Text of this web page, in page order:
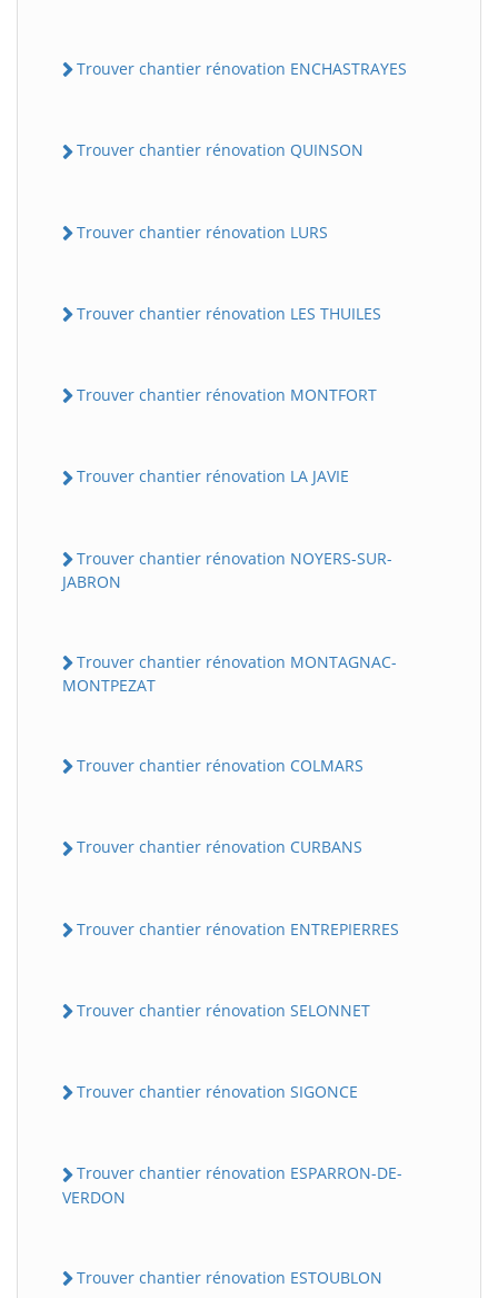
Trouver chantier rénovation ENCHASTRAYES
Trouver chantier rénovation QUINSON
Trouver chantier rénovation LURS
Trouver chantier rénovation LES THUILES
Trouver chantier rénovation MONTFORT
Trouver chantier rénovation LA JAVIE
Trouver chantier rénovation NOYERS-SUR-
JABRON
Trouver chantier rénovation MONTAGNAC-
MONTPEZAT
Trouver chantier rénovation COLMARS
Trouver chantier rénovation CURBANS
Trouver chantier rénovation ENTREPIERRES
Trouver chantier rénovation SELONNET
Trouver chantier rénovation SIGONCE
Trouver chantier rénovation ESPARRON-DE-
VERDON
Trouver chantier rénovation ESTOUBLON